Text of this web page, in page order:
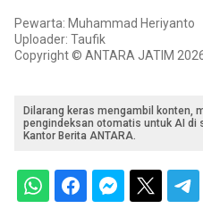
Pewarta: Muhammad Heriyanto
Uploader: Taufik
Copyright © ANTARA JATIM
Dilarang keras mengambil konten,
pengindeksan otomatis untuk AI di
Kantor Berita ANTARA.